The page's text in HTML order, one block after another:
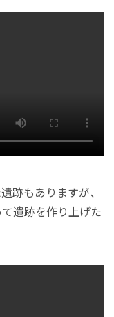
跡もありますが、
遺跡を作り上げた